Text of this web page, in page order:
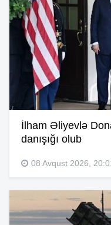
İlham Əliyevlə
danışığı olub
08 Avqust 2026,